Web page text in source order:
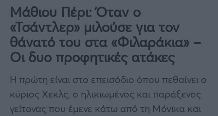
Μάθιου Πέρι: Όταν ο
«Τσάντλερ» μιλούσε για τον
θάνατό του στα «Φιλαράκια» –
Οι δυο προφητικές ατάκες
Η πρώτη είναι στο επεισόδιο όπου πεθαίνει ο
κύριος Χεκλς, ο ηλικιωμένος και παράξενος
γείτονας που έμενε κάτω από τη Μόνικα και